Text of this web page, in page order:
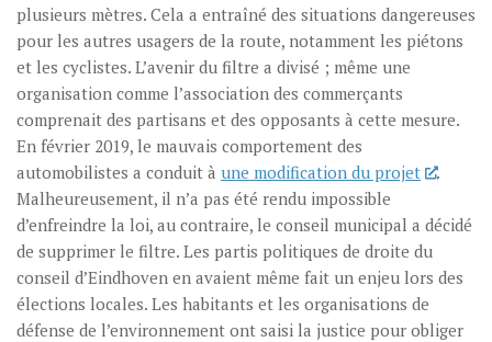
plusieurs mètres. Cela a entraîné des situations dangereuses
pour les autres usagers de la route, notamment les piétons
et les cyclistes. L’avenir du filtre a divisé ; même une
organisation comme l’association des commerçants
comprenait des partisans et des opposants à cette mesure.
En février 2019, le mauvais comportement des
automobilistes a conduit à une modification du projet
.
Malheureusement, il n’a pas été rendu impossible
d’enfreindre la loi, au contraire, le conseil municipal a décidé
de supprimer le filtre. Les partis politiques de droite du
conseil d’Eindhoven en avaient même fait un enjeu lors des
élections locales. Les habitants et les organisations de
défense de l’environnement ont saisi la justice pour obliger